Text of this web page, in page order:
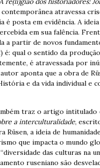
atravessa
é posta em evidência. A
em sua falência.
a partir de novos
é: qual o sentido da
é atravessada por
aponta que a obra de
e da vida individual e
traz o artigo intitulado
a interculturalidade,
Rüsen, a ideia de
que impacta o mundo
das culturas na
ruseniano são